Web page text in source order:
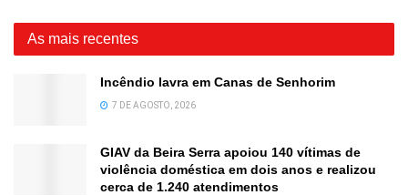
As mais recentes
Incêndio lavra em Canas de Senhorim
7 DE AGOSTO, 2026
GIAV da Beira Serra apoiou 140 vítimas de
violência doméstica em dois anos e realizou
cerca de 1.240 atendimentos